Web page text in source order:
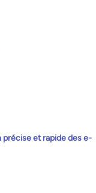
et rapide des e-